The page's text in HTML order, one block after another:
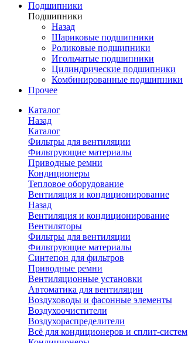
Подшипники
Подшипники
Назад
Шариковые подшипники
Роликовые подшипники
Игольчатые подшипники
Цилиндрические подшипники
Комбинированные подшипники
Прочее
Каталог
Назад
Каталог
Фильтры для вентиляции
Фильтрующие материалы
Приводные ремни
Кондиционеры
Тепловое оборудование
Вентиляция и кондиционирование
Назад
Вентиляция и кондиционирование
Вентиляторы
Фильтры для вентиляции
Фильтрующие материалы
Синтепон для фильтров
Приводные ремни
Вентиляционные установки
Автоматика для вентиляции
Воздуховоды и фасонные элементы
Воздухоочистители
Воздухораспределители
Всё для кондиционеров и сплит-систем